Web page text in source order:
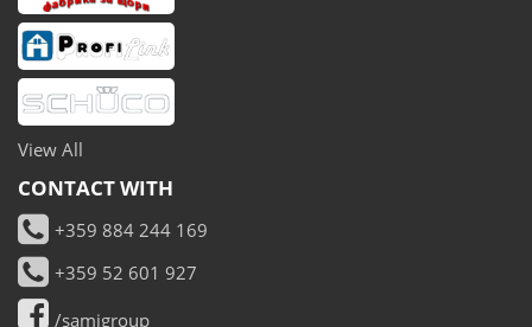
View All
CONTACT WITH
+359 884 244 169
+359 52 601 927
/samigroup